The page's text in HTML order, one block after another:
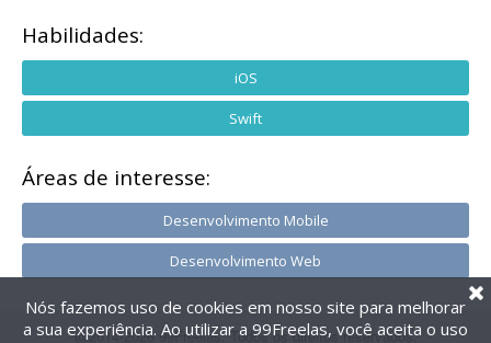
Habilidades:
iOS
Swift
Áreas de interesse:
Desenvolvimento Mobile
Desenvolvimento Web
@2014-2026 99Freelas. Todos os direitos reservados.
Nós fazemos uso de cookies em nosso site para melhorar
a sua experiência. Ao utilizar a 99Freelas, você aceita o uso